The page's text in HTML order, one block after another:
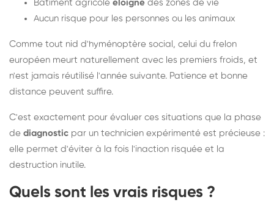
Bâtiment agricole éloigné des zones de vie
Aucun risque pour les personnes ou les animaux
Comme tout nid d'hyménoptère social, celui du frelon
européen meurt naturellement avec les premiers froids, et
n'est jamais réutilisé l'année suivante. Patience et bonne
distance peuvent suffire.
C'est exactement pour évaluer ces situations que la phase
de diagnostic par un technicien expérimenté est précieuse :
elle permet d'éviter à la fois l'inaction risquée et la
destruction inutile.
Quels sont les vrais risques ?